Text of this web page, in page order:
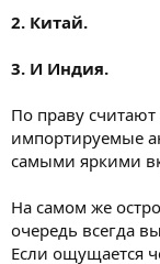
2. Китай.
3. И Индия.
По праву
импортируемые
самыми яркими
На самом же
очередь всегда
Если ощущается